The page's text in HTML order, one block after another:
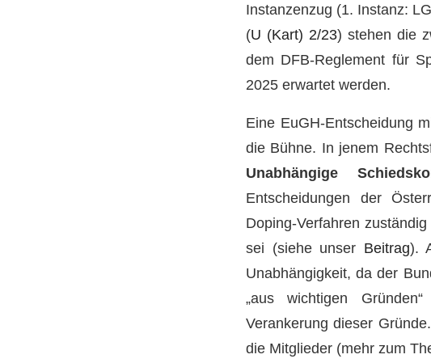
Instanzenzug (1. Instanz:
(U (Kart) 2/23) stehen die
dem DFB-Reglement für
2025 erwartet werden.
Eine EuGH-Entscheidung
die Bühne. In jenem
Unabhängige
Entscheidungen der
Doping-Verfahren
sei (siehe unser Beitrag).
Unabhängigkeit, da der
„aus wichtigen
Verankerung dieser
die Mitglieder (mehr zum